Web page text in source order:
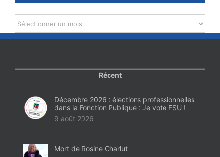
Archives
Récent
Décembre 2026 : élections professionnelles
dans la Fonction Publique : Je vote FSU !
9 août 2026
Mort de Rosine Charlut